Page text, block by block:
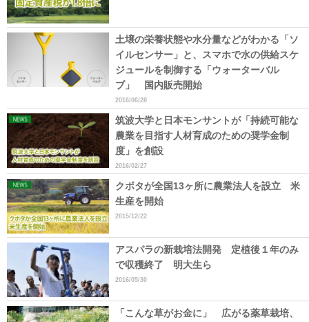
土壌の栄養状態や水分量などがわかる「ソ
イルセンサー」と、スマホで水の供給スケ
ジュールを制御する「ウォーターバル
ブ」 国内販売開始
2016/06/28
筑波大学と日本モンサントが「持続可能な
農業を目指す人材育成のための奨学金制
度」を創設
2016/02/27
クボタが全国13ヶ所に農業法人を設立 米
生産を開始
2015/12/22
アスパラの新栽培法開発 定植後１年のみ
で収穫終了 明大生ら
2016/05/30
「こんな草がお金に」 広がる薬草栽培、